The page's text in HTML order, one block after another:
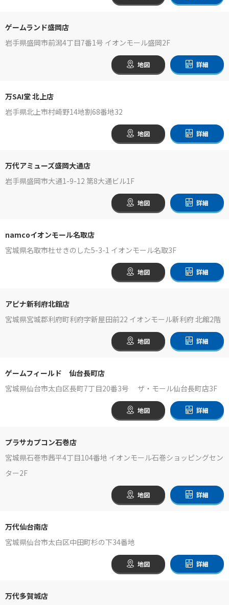
ゲームランド盛岡店
岩手県盛岡市前潟4丁目7番1号 イオンモール盛岡2F
地図 詳細
万SAI堂 北上店
岩手県北上市村崎野14地割68番地32
地図 詳細
万代アミューズ盛岡大通店
岩手県盛岡市大通1-9-12 第8大通ビル1F
地図 詳細
namcoイオンモール名取店
宮城県名取市杜せきのした5-3-1 イオンモール名取3F
地図 詳細
アピナ新利府北館店
宮城県宮城郡利府町利府字新屋田前22 イオンモール新利府 北館2階
地図 詳細
ゲームフィールド 仙台長町店
宮城県仙台市太白区長町7丁目20番3号 ザ・モール仙台長町店3F
地図 詳細
プラサカプコン石巻店
宮城県石巻市茜平4丁目104番地 イオンモール石巻ショッピングセン
ター2F
地図 詳細
万代仙台南店
宮城県仙台市太白区中田町杉の下34番地
地図 詳細
万代多賀城店